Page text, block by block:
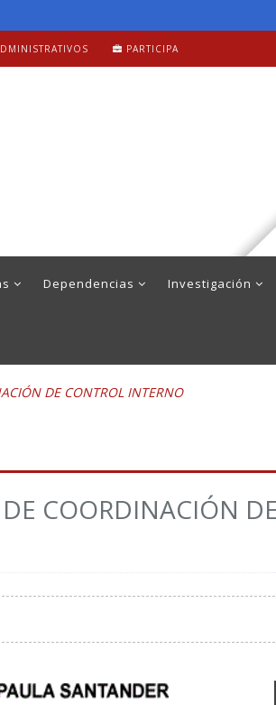
PARTICIPA
Dependencias Investigación
DE CONTROL INTERNO
COORDINACIÓN